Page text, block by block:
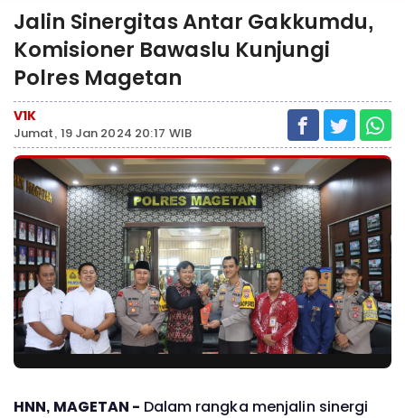
Jalin Sinergitas Antar Gakkumdu,
Komisioner Bawaslu Kunjungi
Polres Magetan
V1K
Jumat, 19 Jan 2024 20:17 WIB
HNN, MAGETAN - Dalam rangka menjalin sinergi